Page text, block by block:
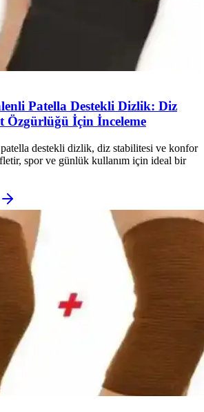
Patella Destekli Dizlik: Diz
Özgürlüğü İçin İnceleme
destekli dizlik, diz stabilitesi ve konfor
spor ve günlük kullanım için ideal bir